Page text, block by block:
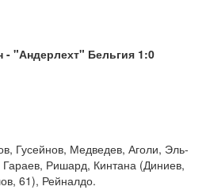
"Андерлехт" Бельгия 1:0
Гусейнов, Медведев, Аголи, Эль-
Ришард, Кинтана (Диниев,
61), Рейналдо.